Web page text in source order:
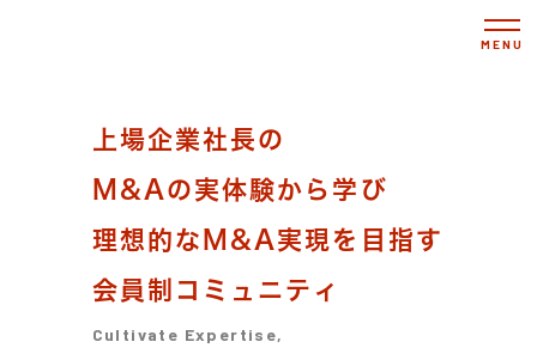
MENU
上場企業社長の
M&Aの実体験から学び
理想的なM&A実現を目指す
会員制コミュニティ
Cultivate Expertise,